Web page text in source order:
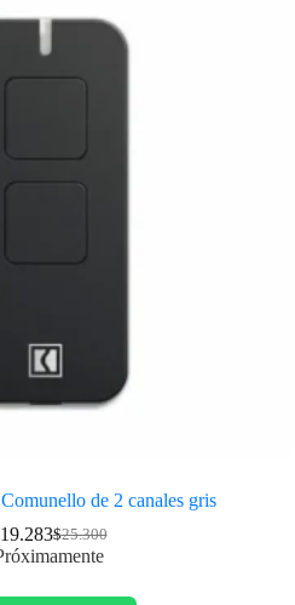
de 2 canales gris
$25.300
19.283